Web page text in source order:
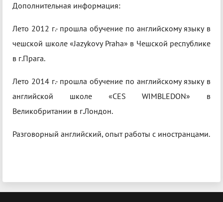
Дополнительная информация:
Лето 2012 г.- прошла обучение по английскому языку в
чешской школе «Jazykovy Praha» в Чешской республике
в г.Прага.
Лето 2014 г.- прошла обучение по английскому языку в
английской школе «CES WIMBLEDON» в
Великобритании в г.Лондон.
Разговорный английский, опыт работы с иностранцами.